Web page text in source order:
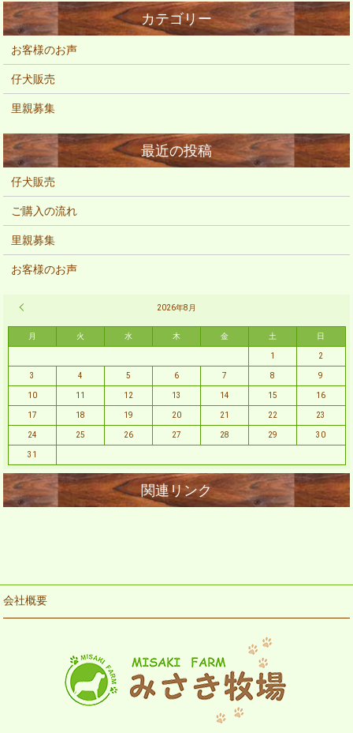
お客様のお声
仔犬販売
里親募集
仔犬販売
ご購入の流れ
里親募集
お客様のお声
2026年8月
月 火 水 木 金 土 日
1 2
3 4 5 6 7 8 9
10 11 12 13 14 15 16
17 18 19 20 21 22 23
24 25 26 27 28 29 30
31
会社概要